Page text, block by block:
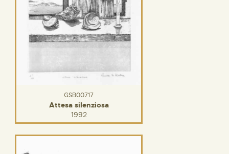
GSB00717
Attesa silenziosa
1992